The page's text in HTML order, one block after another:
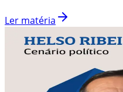
Ler matéria